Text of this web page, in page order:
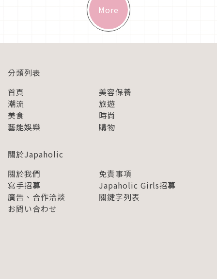
More
分類列表
首頁
美容保養
潮流
旅遊
美食
時尚
藝能娛樂
購物
關於Japaholic
關於我們
免責事項
寫手招募
Japaholic Girls招募
廣告、合作洽談
關鍵字列表
お問い合わせ